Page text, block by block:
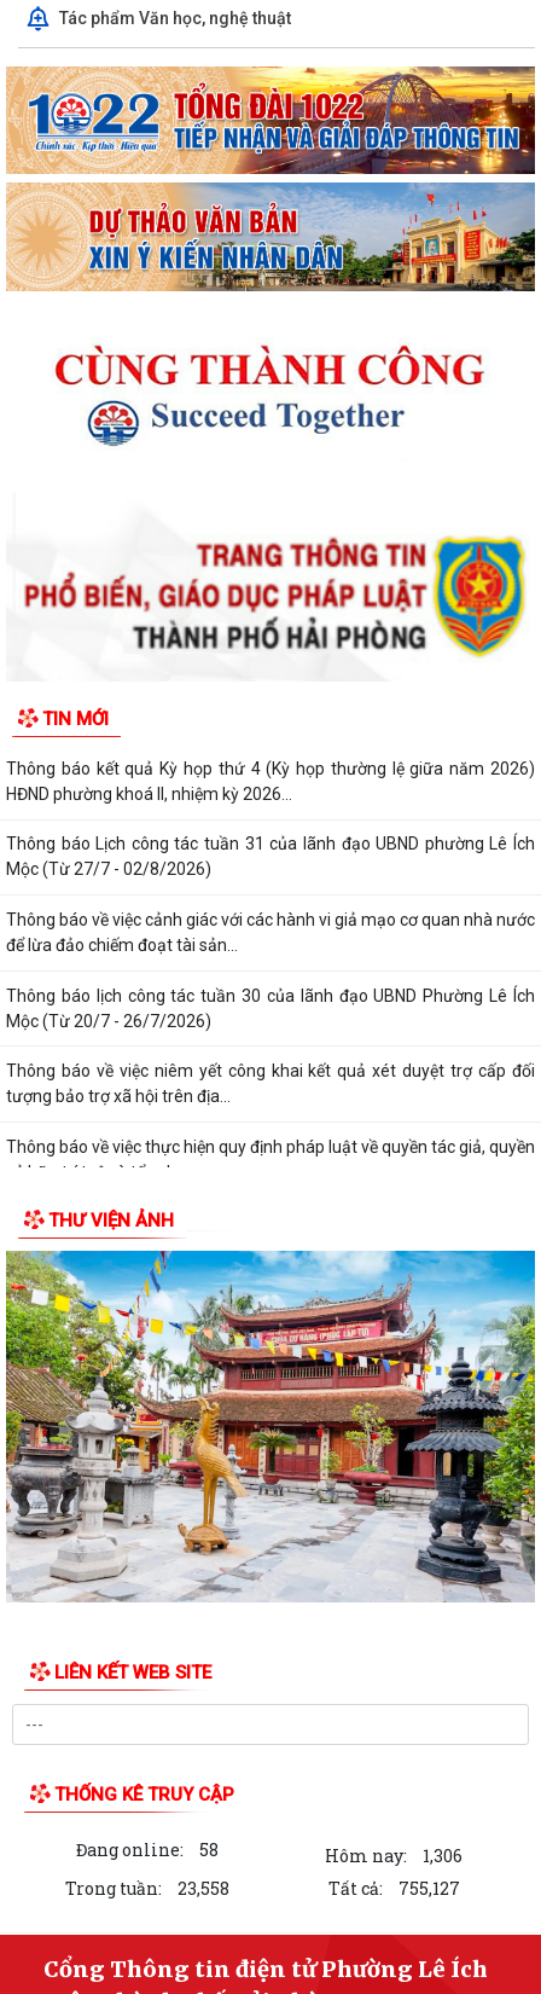
Tác phẩm Văn học, nghệ thuật
TIN MỚI
Thông báo kết quả Kỳ họp thứ 4 (Kỳ họp thường lệ giữa năm 2026)
HĐND phường khoá II, nhiệm kỳ 2026...
Thông báo Lịch công tác tuần 31 của lãnh đạo UBND phường Lê Ích
Mộc (Từ 27/7 - 02/8/2026)
Thông báo về việc cảnh giác với các hành vi giả mạo cơ quan nhà nước
để lừa đảo chiếm đoạt tài sản...
Thông báo lịch công tác tuần 30 của lãnh đạo UBND Phường Lê Ích
Mộc (Từ 20/7 - 26/7/2026)
Thông báo về việc niêm yết công khai kết quả xét duyệt trợ cấp đối
tượng bảo trợ xã hội trên địa...
Thông báo về việc thực hiện quy định pháp luật về quyền tác giả, quyền
sở hữu trí tuệ và tẩy chay...
THƯ VIỆN ẢNH
LIÊN KẾT WEB SITE
THỐNG KÊ TRUY CẬP
Đang online: 58 Hôm nay:
1,306
Trong tuần:
23,558 Tất cả: 755,127
Cổng Thông tin điện tử Phường Lê Ích